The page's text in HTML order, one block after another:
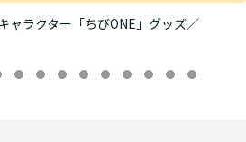
ャラクター「ちびONE」グッズ／